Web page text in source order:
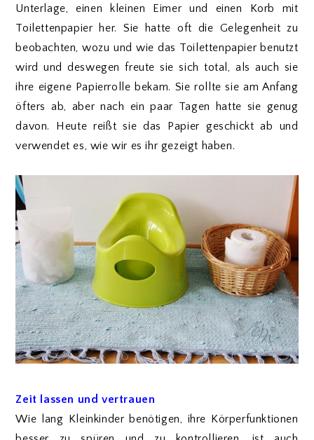
Unterlage, einen kleinen Eimer und einen Korb mit
Toilettenpapier her. Sie hatte oft die Gelegenheit zu
beobachten, wozu und wie das Toilettenpapier benutzt
wird und deswegen freute sie sich total, als auch sie
ihre eigene Papierrolle bekam. Sie rollte sie am Anfang
öfters ab, aber nach ein paar Tagen hatte sie genug
davon. Heute reißt sie das Papier geschickt ab und
verwendet es, wie wir es ihr gezeigt haben.
Zeit lassen und vertrauen
Wie lang Kleinkinder benötigen, ihre Körperfunktionen